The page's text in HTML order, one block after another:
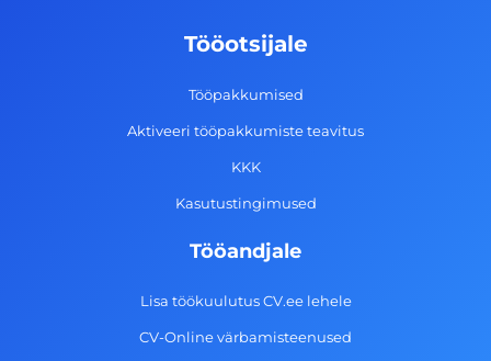
-
g
r
a
m
d
i
n
Tööotsijale
Tööpakkumised
Aktiveeri tööpakkumiste teavitus
KKK
Kasutustingimused
Tööandjale
Lisa töökuulutus CV.ee lehele
CV-Online värbamisteenused